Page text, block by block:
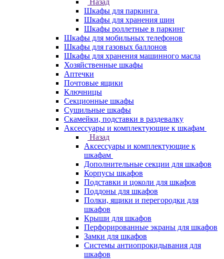
Назад
Шкафы для паркинга
Шкафы для хранения шин
Шкафы роллетные в паркинг
Шкафы для мобильных телефонов
Шкафы для газовых баллонов
Шкафы для хранения машинного масла
Хозяйственные шкафы
Аптечки
Почтовые ящики
Ключницы
Секционные шкафы
Сушильные шкафы
Скамейки, подставки в раздевалку
Аксессуары и комплектующие к шкафам
Назад
Аксессуары и комплектующие к
шкафам
Дополнительные секции для шкафов
Корпусы шкафов
Подставки и цоколи для шкафов
Поддоны для шкафов
Полки, ящики и перегородки для
шкафов
Крыши для шкафов
Перфорированные экраны для шкафов
Замки для шкафов
Системы антиопрокидывания для
шкафов